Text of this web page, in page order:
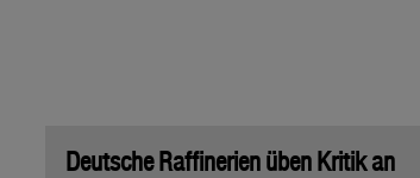
Deutsche Raffinerien üben Kritik an